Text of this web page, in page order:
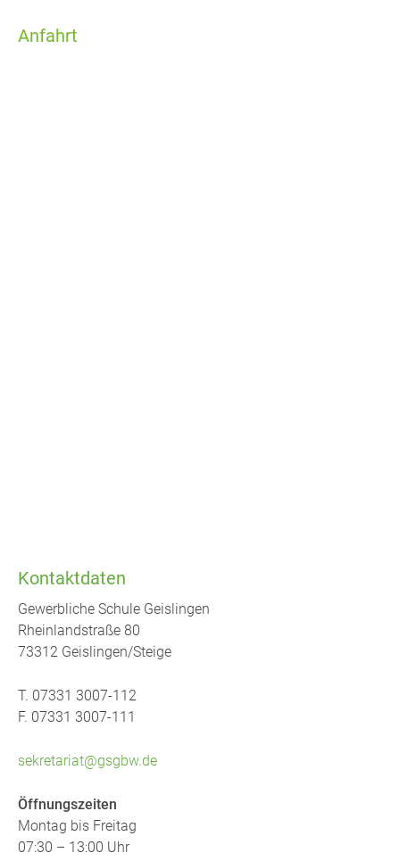
Anfahrt
Kontaktdaten
Gewerbliche Schule Geislingen
Rheinlandstraße 80
73312 Geislingen/Steige
T. 07331 3007-112
F. 07331 3007-111
sekretariat@gsgbw.de
Öffnungszeiten
Montag bis Freitag
07:30 – 13:00 Uhr